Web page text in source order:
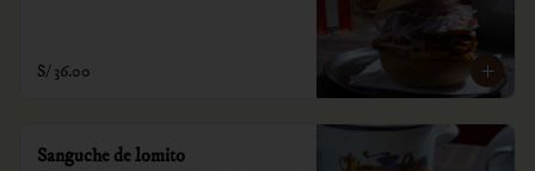
S/ 36.00
Sanguche de lomito